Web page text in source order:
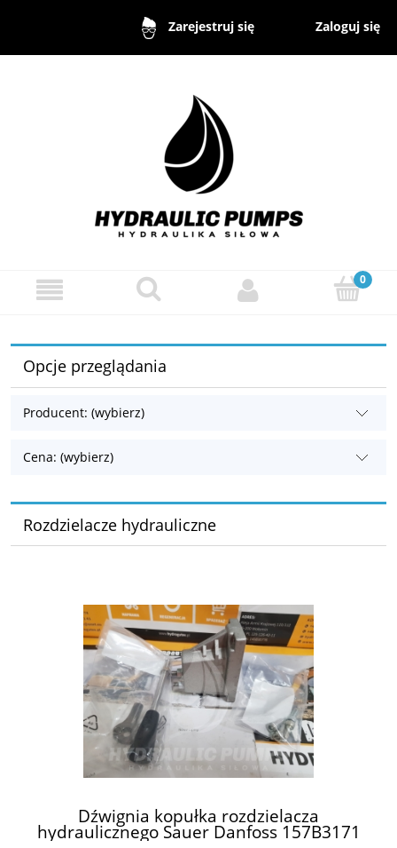
Zarejestruj się Zaloguj się
Opcje przeglądania
Producent: (wybierz)
Cena: (wybierz)
Rozdzielacze hydrauliczne
Dźwignia kopułka rozdzielacza
hydraulicznego Sauer Danfoss 157B3171